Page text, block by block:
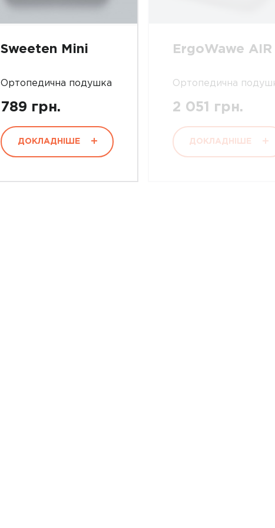
Sweeten Mini
Ортопедична подушка
789 грн.
ДОКЛАДНІШЕ
ErgoWawe AIR
Ортопедична
2 051 грн.
ДОКЛАДНІШЕ